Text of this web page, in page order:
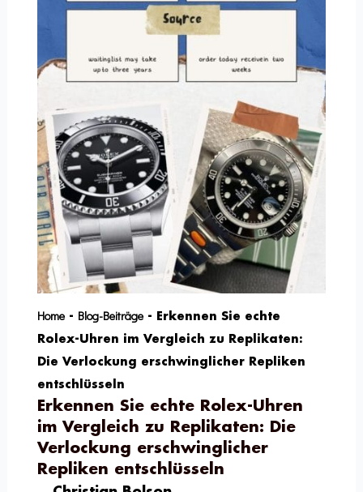
Home - Blog-Beiträge - Erkennen Sie echte
Rolex-Uhren im Vergleich zu Replikaten:
Die Verlockung erschwinglicher Repliken
entschlüsseln
Erkennen Sie echte Rolex-Uhren
im Vergleich zu Replikaten: Die
Verlockung erschwinglicher
Repliken entschlüsseln